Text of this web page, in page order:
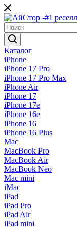
Каталог
iPhone
iPhone 17 Pro
iPhone 17 Pro Max
iPhone Air
iPhone 17
iPhone 17e
iPhone 16e
iPhone 16
iPhone 16 Plus
Mac
MacBook Pro
MacBook Air
MacBook Neo
Mac mini
iMac
iPad
iPad Pro
iPad Air
iPad mini